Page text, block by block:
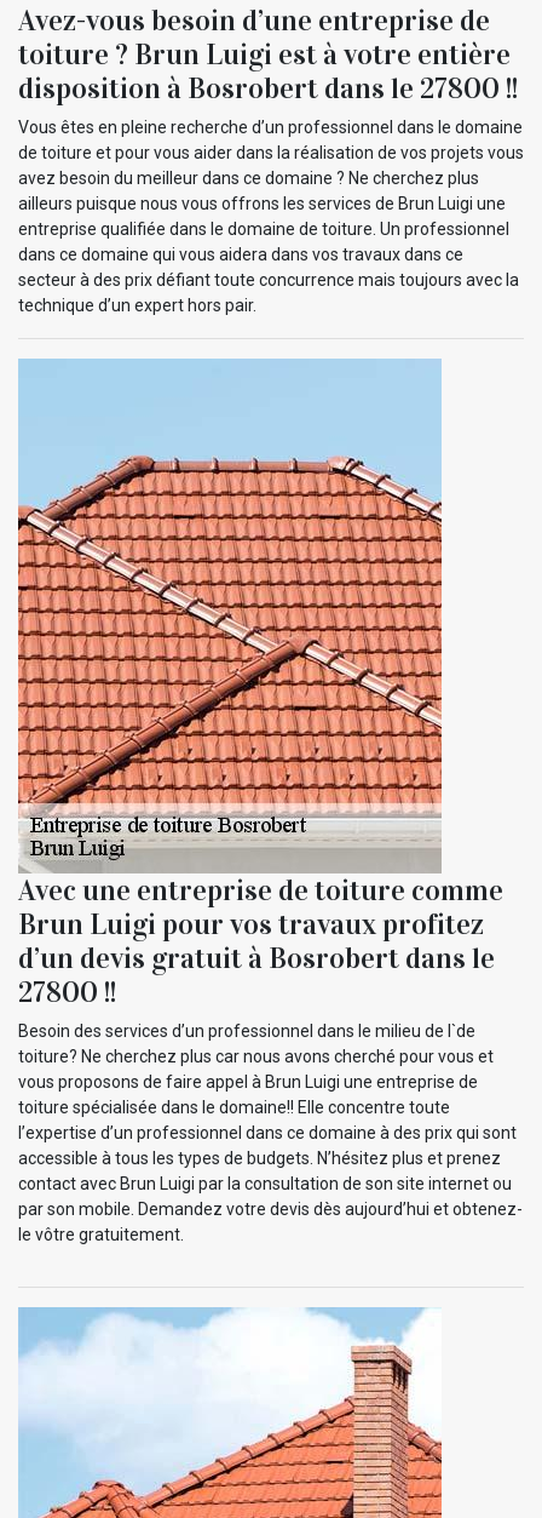
Avez-vous besoin d’une entreprise de
toiture ? Brun Luigi est à votre entière
disposition à Bosrobert dans le 27800 !!
Vous êtes en pleine recherche d’un professionnel dans le domaine
de toiture et pour vous aider dans la réalisation de vos projets vous
avez besoin du meilleur dans ce domaine ? Ne cherchez plus
ailleurs puisque nous vous offrons les services de Brun Luigi une
entreprise qualifiée dans le domaine de toiture. Un professionnel
dans ce domaine qui vous aidera dans vos travaux dans ce
secteur à des prix défiant toute concurrence mais toujours avec la
technique d’un expert hors pair.
Avec une entreprise de toiture comme
Brun Luigi pour vos travaux profitez
d’un devis gratuit à Bosrobert dans le
27800 !!
Besoin des services d’un professionnel dans le milieu de l`de
toiture? Ne cherchez plus car nous avons cherché pour vous et
vous proposons de faire appel à Brun Luigi une entreprise de
toiture spécialisée dans le domaine!! Elle concentre toute
l’expertise d’un professionnel dans ce domaine à des prix qui sont
accessible à tous les types de budgets. N’hésitez plus et prenez
contact avec Brun Luigi par la consultation de son site internet ou
par son mobile. Demandez votre devis dès aujourd’hui et obtenez-
le vôtre gratuitement.